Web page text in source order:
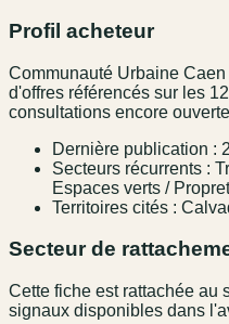
Profil acheteur
Communauté Urbaine
d'offres référencés sur les
consultations encore
Dernière publication :
Secteurs récurrents :
Espaces verts /
Territoires cités :
Secteur de
Cette fiche est rattachée au
signaux disponibles dans